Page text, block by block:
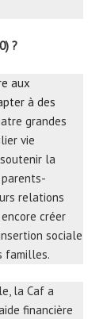
?
aux
à des
grandes
vie
la
relations
créer
sociale
familles.
la Caf a
financière